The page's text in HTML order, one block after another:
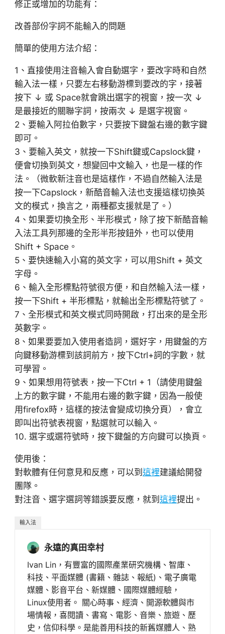
修正或增加的功能有：
改善部份字詞不能輸入的問題
簡單的使用方法介紹：
1、直接使用注音輸入會自動選字，要改字時和自然
輸入法一樣，只要左右移動游標到要改的字，接著
按下 ↓ 或 Space就會跳出選字的視窗，按一次 ↓
是最接近的關聯字詞，按兩次 ↓ 是選字視窗。
2、要輸入阿拉伯數字，只要按下鍵盤右邊的數字鍵
即可。
3、要輸入英文，就按一下Shift鍵或Capslock鍵，
便會切換到英文，想變回中文輸入，也是一樣的作
法。（微軟新注音也是這樣作，不過自然輸入法是
按一下Capslock，新酷音輸入法也支援這樣切換英
文的模式，換言之，兩種都支援就是了。）
4、如果要切換全形、半形模式，除了按下新酷音輸
入法工具列那邊的全形半形按鈕外，也可以使用
Shift + Space。
5、要快速輸入小寫的英文字，可以用Shift + 英文
字母。
6、輸入全形標點符號很方便，和自然輸入法一樣，
按一下Shift + 半形標點，就輸出全形標點符號了。
7、全形模式和英文模式同時開啟，打出來的是全形
英數字。
8、如果要要加入使用者造詞，選好字，用鍵盤的方
向鍵移動游標到該詞前方，按下Ctrl+詞的字數，就
可學習。
9、如果想用符號表，按一下Ctrl + 1（請使用鍵盤
上方的數字鍵，不能用右邊的數字鍵，因為一般使
用firefox時，這樣的按法會變成切換分頁），會立
即叫出符號表視窗，點選就可以輸入。
10. 選字或選符號時，按下鍵盤的方向鍵可以換頁。
使用後：
對軟體有任何意見和反應，可以到 這裡建議給開發
團隊。
對注音、選字選詞等錯誤要反應，就到 這裡提出。
輸入法
永遠的真田幸村
Ivan Lin，有豐富的國際產業研究機構、智庫、
科技、平面媒體 (書籍、雜誌、報紙)、電子廣電
媒體、影音平台、新媒體、國際媒體經驗，
Linux使用者。 關心時事、經濟、開源軟體與市
場情報，喜閱讀、書寫、電影、音樂、旅遊、歷
史，信仰科學。是能善用科技的新舊媒體人、熟